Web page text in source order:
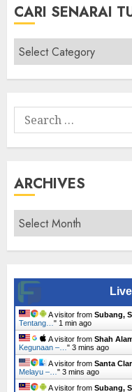
CARI SENARAI
Cari
Senarai
Tumbuhan
Search
for:
ARCHIVES
Archives
A visitor from Subang,
Tentang… " 1 min ago
A visitor from Shah
Kegunaan –… " 3 mins ago
A visitor from Santa
Melayu –… " 3 mins ago
A visitor from Subang,